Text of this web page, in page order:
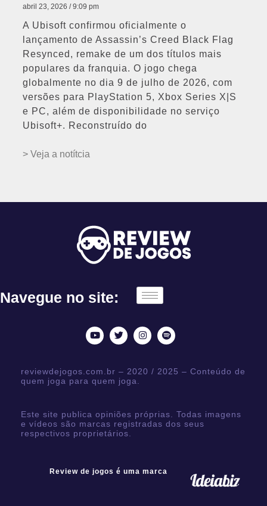
abril 23, 2026 9:09 pm
A Ubisoft confirmou oficialmente o
lançamento de Assassin’s Creed Black Flag
Resynced, remake de um dos títulos mais
populares da franquia. O jogo chega
globalmente no dia 9 de julho de 2026, com
versões para PlayStation 5, Xbox Series X|S
e PC, além de disponibilidade no serviço
Ubisoft+. Reconstruído do
> Veja a notítcia
Navegue no site:
reviewdejogos.com.br – 2020 / 2025 – Conteúdo de
quem joga para quem joga.
Este site publica opiniões próprias. Todas imagens
e vídeos são marcas registradas dos seus
respectivos proprietários.
Review de jogos é uma marca